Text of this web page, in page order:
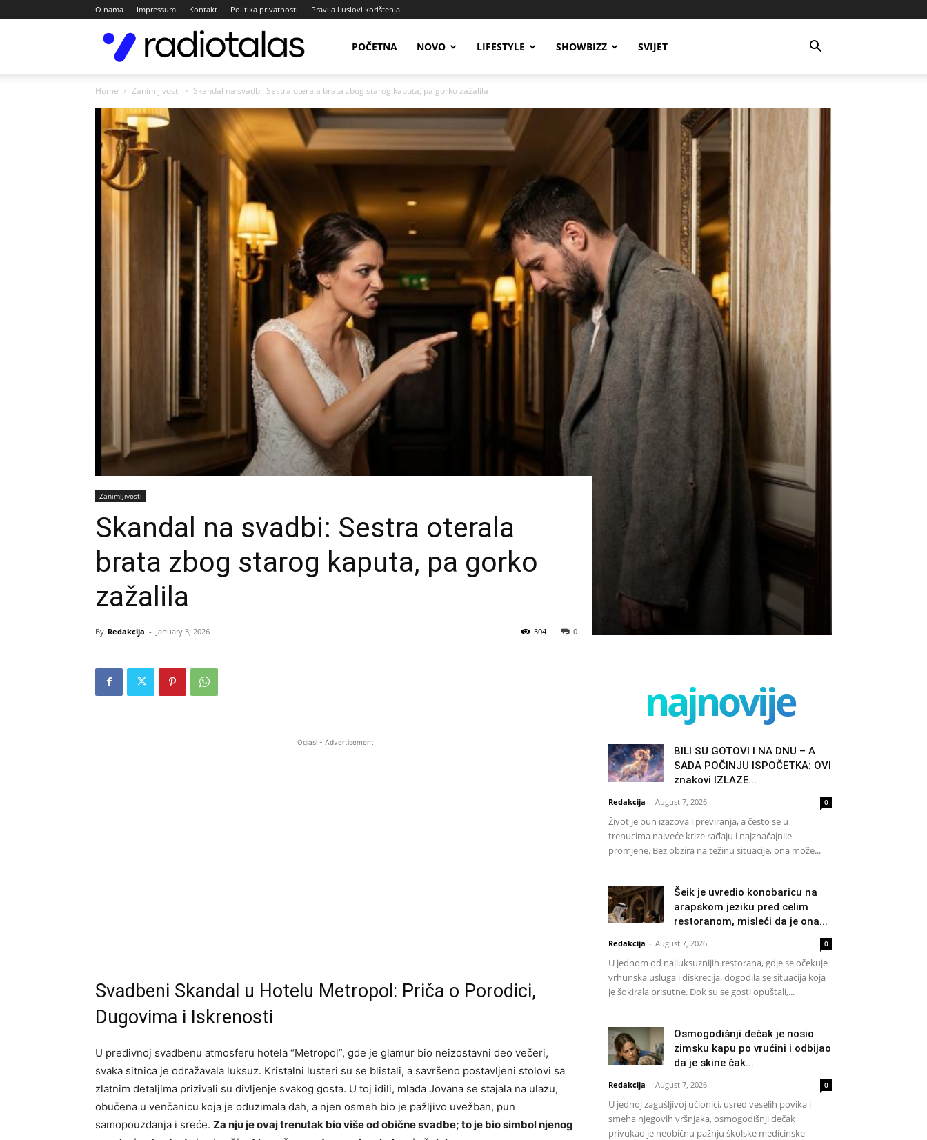
O nama Impressum Kontakt Politika privatnosti Pravila i uslovi korištenja
POČETNA NOVO LIFESTYLE SHOWBIZZ SVIJET
Home Zanimljivosti Skandal na svadbi: Sestra oterala brata zbog starog kaputa, pa gorko zažalila
Zanimljivosti
Skandal na svadbi: Sestra oterala
brata zbog starog kaputa, pa gorko
zažalila
By Redakcija - January 3, 2026 0
304
Oglasi - Advertisement
Svadbeni Skandal u Hotelu Metropol: Priča o Porodici,
Dugovima i Iskrenosti
U predivnoj svadbenu atmosferu hotela “Metropol”, gde je glamur bio neizostavni deo večeri,
svaka sitnica je odražavala luksuz. Kristalni lusteri su se blistali, a savršeno postavljeni stolovi sa
zlatnim detaljima prizivali su divljenje svakog gosta. U toj idili, mlada Jovana se stajala na ulazu,
obučena u venčanicu koja je oduzimala dah, a njen osmeh bio je pažljivo uvežban, pun
samopouzdanja i sreće. Za nju je ovaj trenutak bio više od obične svadbe; to je bio simbol njenog
najnovije
BILI SU GOTOVI I NA DNU – A
SADA POČINJU ISPOČETKA: OVI
znakovi IZLAZE...
Redakcija - August 7, 2026 0
Život je pun izazova i previranja, a često se u
trenucima najveće krize rađaju i najznačajnije
promjene. Bez obzira na težinu situacije, ona može...
Šeik je uvredio konobaricu na
arapskom jeziku pred celim
restoranom, misleći da je ona...
Redakcija - August 7, 2026 0
U jednom od najluksuznijih restorana, gdje se očekuje
vrhunska usluga i diskrecija, dogodila se situacija koja
je šokirala prisutne. Dok su se gosti opuštali,...
Osmogodišnji dečak je nosio
zimsku kapu po vrućini i odbijao
da je skine čak...
Redakcija - August 7, 2026 0
U jednoj zagušljivoj učionici, usred veselih povika i
smeha njegovih vršnjaka, osmogodišnji dečak
privukao je neobičnu pažnju školske medicinske